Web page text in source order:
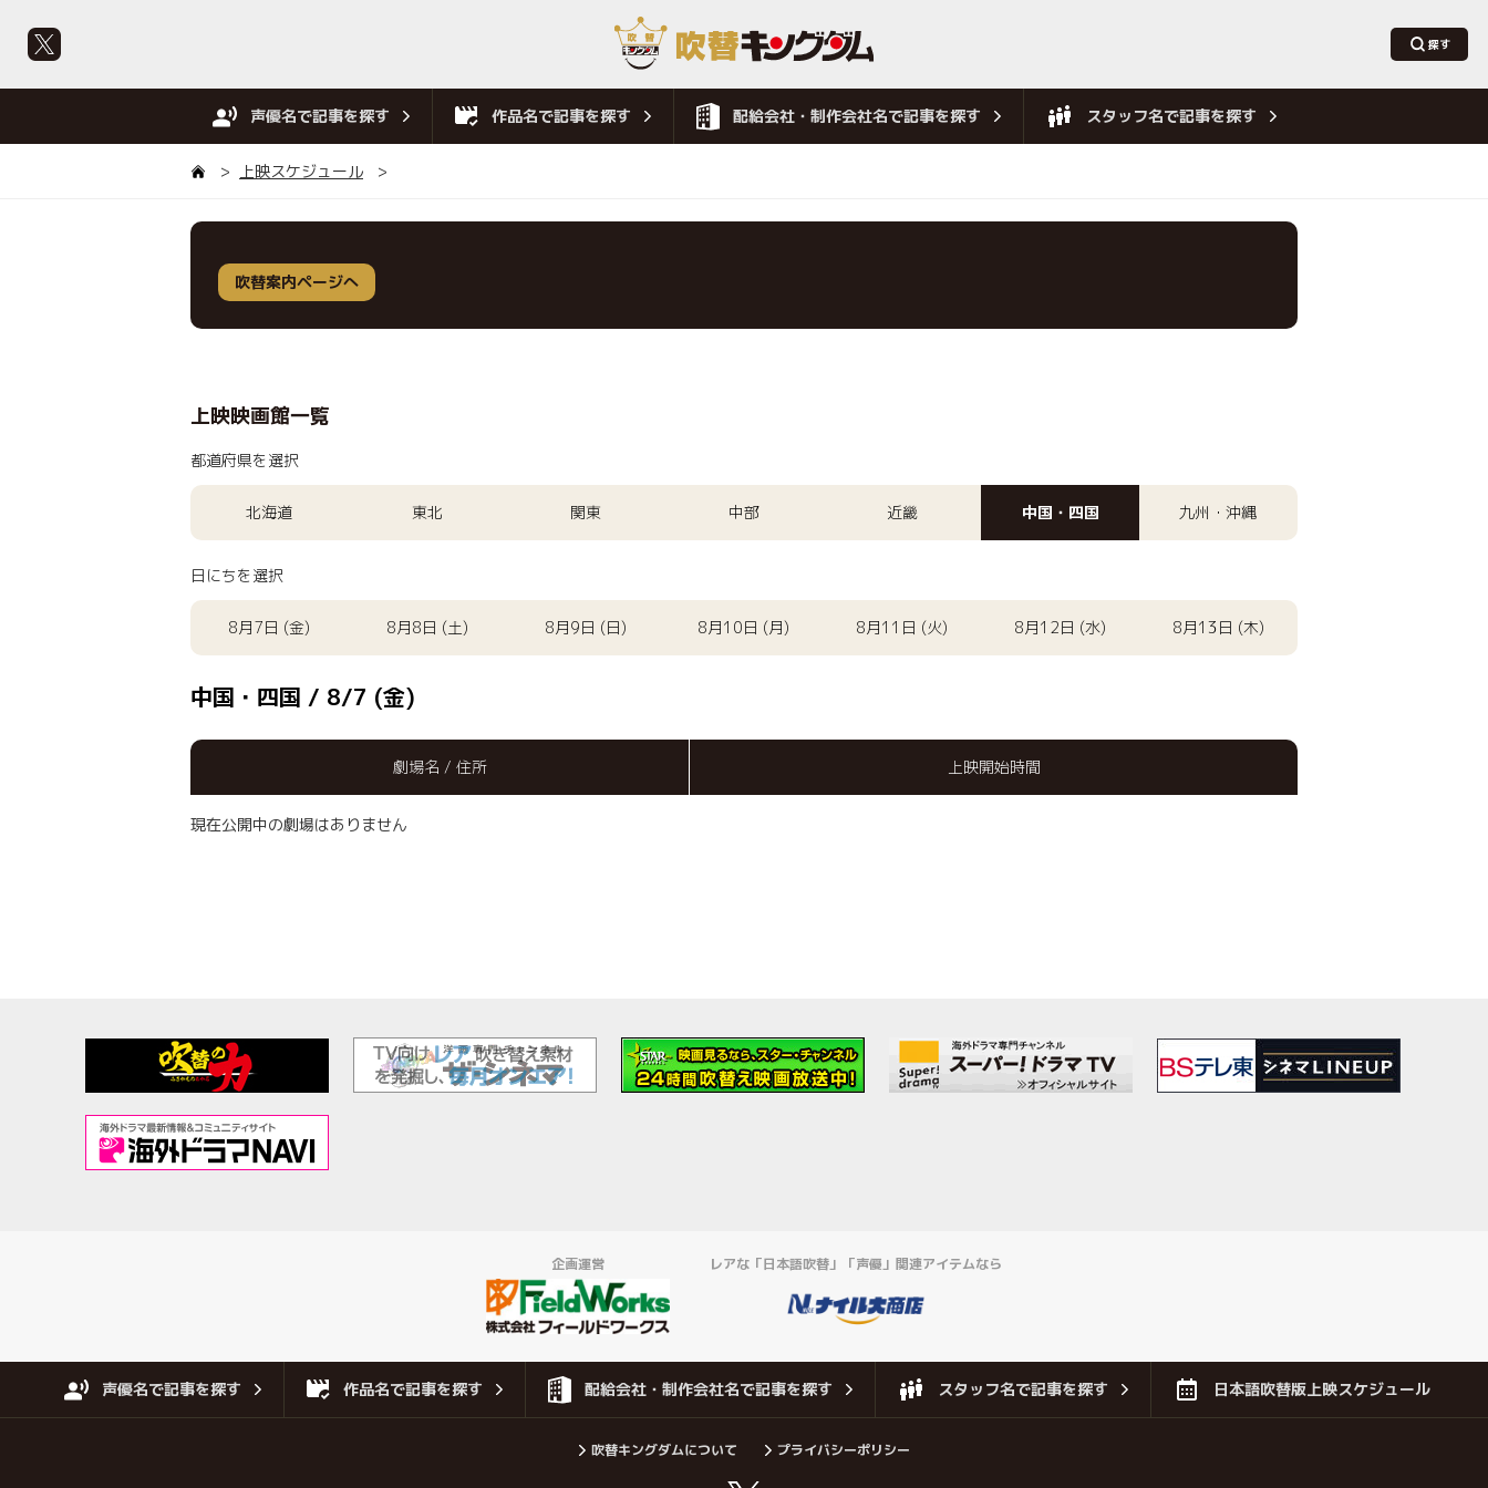
声優名で記事を探す 作品名で記事を探す 配給会社・制作会社名で記事を探す スタッフ名で記事を探す
上映スケジュール
吹替案内ページへ
上映映画館一覧
都道府県を選択
北海道 東北 関東 中部 近畿 中国・四国 九州・沖縄
日にちを選択
8月7日 (金) 8月8日 (土) 8月9日 (日) 8月10日 (月) 8月11日 (火) 8月12日 (水) 8月13日 (木)
中国・四国 / 8/7 (金)
劇場名 / 住所 上映開始時間
現在公開中の劇場はありません
企画運営 レアな「日本語吹替」「声優」関連アイテムなら
声優名で記事を探す 作品名で記事を探す 配給会社・制作会社名で記事を探す スタッフ名で記事を探す 日本語吹替版上映スケジュール
吹替キングダムについて プライバシーポリシー